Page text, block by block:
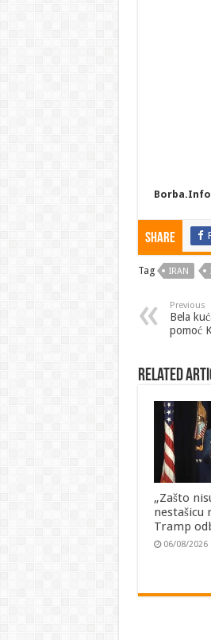
Borba.Info
Share
Tag IRAN
Previous
Bela
pomoć
Related
„Zašto
nestašicu
Tramp
06/08/2026